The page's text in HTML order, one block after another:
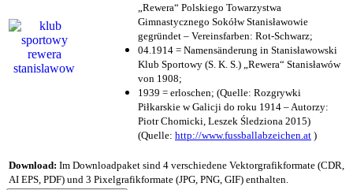
„Rewera“ Polskiego Towarzystwa
Gimnastycznego Sokółw Stanisławowie
gegründet – Vereinsfarben: Rot-Schwarz;
04.1914 = Namensänderung in Stanisławowski
Klub Sportowy (S. K. S.) „Rewera“ Stanisławów
von 1908;
1939 = erloschen; (Quelle: Rozgrywki
Piłkarskie w Galicji do roku 1914 – Autorzy:
Piotr Chomicki, Leszek Śledziona 2015)
(Quelle: http://www.fussballabzeichen.at )
Download: Im Downloadpaket sind 4 verschiedene Vektorgrafikformate (CDR,
AI EPS, PDF) und 3 Pixelgrafikformate (JPG, PNG, GIF) enthalten.